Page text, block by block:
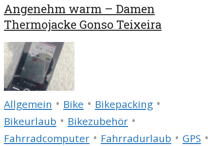
Angenehm warm – Damen
Thermojacke Gonso Teixeira
Allgemein • Bike • Bikepacking •
Bikeurlaub • Bikezubehör •
Fahrradcomputer • Fahrradurlaub • GPS •